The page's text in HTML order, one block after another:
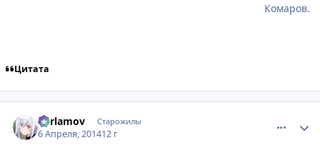
Комаров.
Цитата
Xarlamov Старожилы
6 Апреля, 201412 г